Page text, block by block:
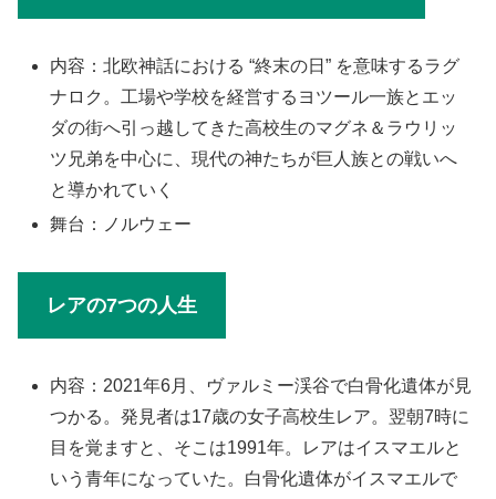
内容：北欧神話における “終末の日” を意味するラグ
ナロク。工場や学校を経営するヨツール一族とエッ
ダの街へ引っ越してきた高校生のマグネ＆ラウリッ
ツ兄弟を中心に、現代の神たちが巨人族との戦いへ
と導かれていく
舞台：ノルウェー
レアの7つの人生
内容：2021年6月、ヴァルミー渓谷で白骨化遺体が見
つかる。発見者は17歳の女子高校生レア。翌朝7時に
目を覚ますと、そこは1991年。レアはイスマエルと
いう青年になっていた。白骨化遺体がイスマエルで